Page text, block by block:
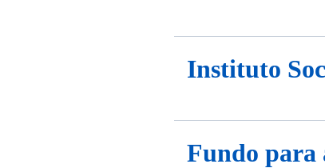
Instituto
Fundo para